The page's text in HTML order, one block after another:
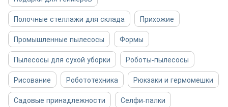
Полочные стеллажи для склада
Прихожие
Промышленные пылесосы
Формы
Пылесосы для сухой уборки
Роботы-пылесосы
Рисование
Робототехника
Рюкзаки и гермомешки
Садовые принадлежности
Селфи-палки